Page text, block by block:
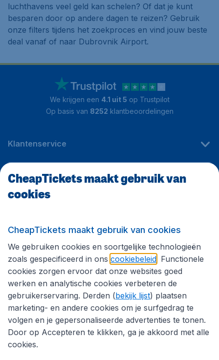
luchthavens veel geld kan schelen? Of dat je kunt
besparen door op andere dagen te reizen? Gebruik
onze filters tijdens het zoekproces en vind jouw beste
deal vanaf of naar Dubrovnik Airport.
We krijgen een 4.1 uit 5 op Trustpilot
Op basis van 8252 klantbeoordelingen
Klantenservice
CheapTickets.be
Volg CheapTickets.be
CheapTickets maakt gebruik van
cookies
CheapTickets maakt gebruik van cookies
We gebruiken cookies en soortgelijke technologieën
zoals gespecificeerd in ons cookiebeleid . Functionele
cookies zorgen ervoor dat onze websites goed
werken en analytische cookies verbeteren de
gebruikerservaring. Derden (bekijk lijst) plaatsen
marketing- en andere cookies om je surfgedrag te
volgen en je gepersonaliseerde advertenties te tonen.
Door op Accepteren te klikken, ga je akkoord met alle
cookies.